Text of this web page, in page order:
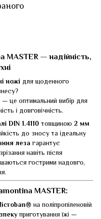
MASTER — надійність,
ножі для щоденного
— це оптимальний вибір для
і довговічність.
DIN 1.4110 товщиною 2 мм
до зносу та ідеальну
леза гарантує
навіть після
гострими надовго,
MASTER:
на поліпропіленовій
приготування їжі —